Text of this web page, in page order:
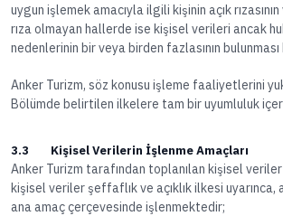
uygun işlemek amacıyla ilgili kişinin açık rızasının
rıza olmayan hallerde ise kişisel verileri ancak
nedenlerinin bir veya birden fazlasının
Anker Turizm, söz konusu işleme faaliyetlerini
Bölümde belirtilen ilkelere tam bir uyumluluk
3.3 Kişisel Verilerin İşlenme Amaçları
Anker Turizm tarafından toplanılan kişisel
kişisel veriler şeffaflık ve açıklık ilkesi uyarınca,
ana amaç çerçevesinde işlenmektedir;